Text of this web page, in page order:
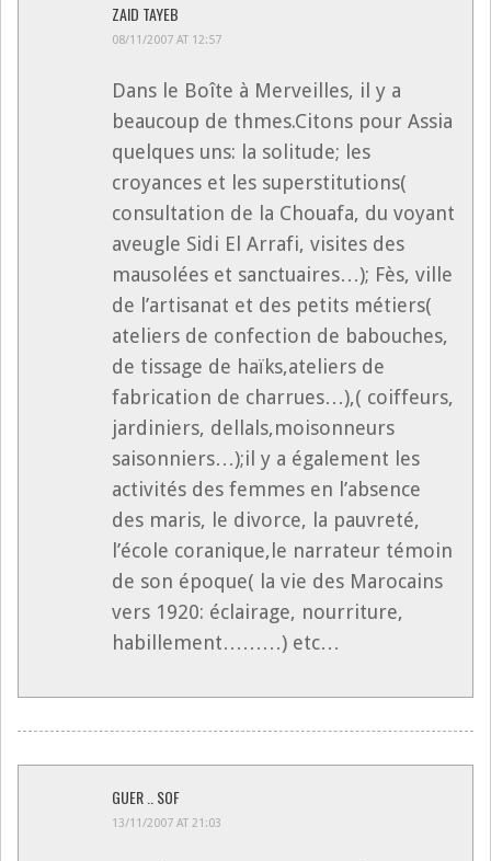
ZAID TAYEB
08/11/2007 AT 12:57
Dans le Boîte à Merveilles, il y a
beaucoup de thmes.Citons pour Assia
quelques uns: la solitude; les
croyances et les superstitutions(
consultation de la Chouafa, du voyant
aveugle Sidi El Arrafi, visites des
mausolées et sanctuaires…); Fès, ville
de l’artisanat et des petits métiers(
ateliers de confection de babouches,
de tissage de haïks,ateliers de
fabrication de charrues…),( coiffeurs,
jardiniers, dellals,moisonneurs
saisonniers…);il y a également les
activités des femmes en l’absence
des maris, le divorce, la pauvreté,
l’école coranique,le narrateur témoin
de son époque( la vie des Marocains
vers 1920: éclairage, nourriture,
habillement………) etc…
GUER .. SOF
13/11/2007 AT 21:03